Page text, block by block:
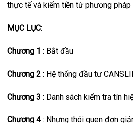
thực tế và kiếm tiền từ phương pháp
MỤC LỤC:
Chương 1 : Bắt đầu
Chương 2 : Hệ thống đầu tư
Chương 3 : Danh sách kiểm tra tín
Chương 4: Nhưng thói quen đơn